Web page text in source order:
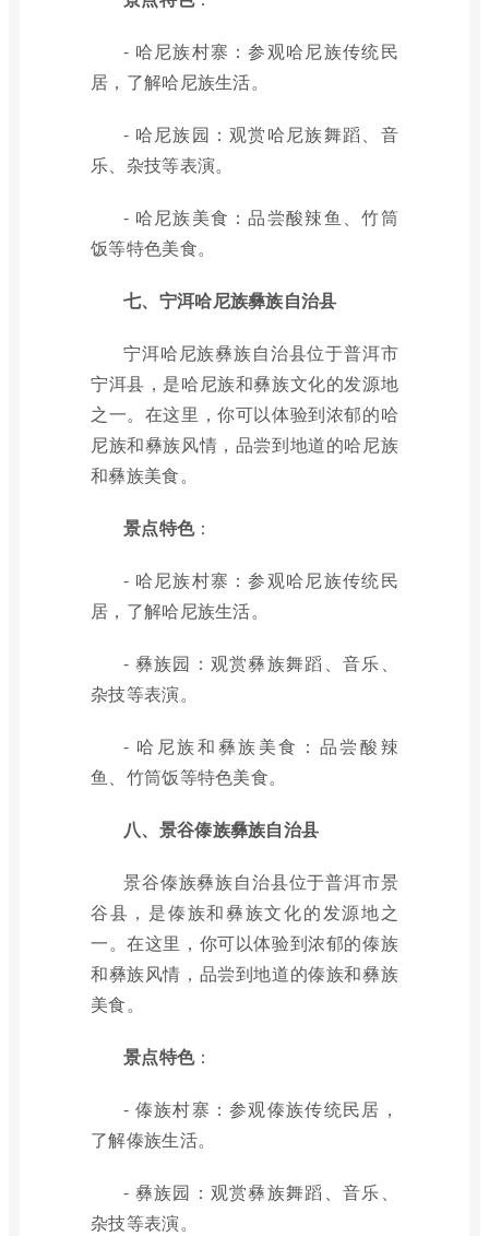
- 哈尼族村寨：参观哈尼族传统民
居，了解哈尼族生活。
- 哈尼族园：观赏哈尼族舞蹈、音
乐、杂技等表演。
- 哈尼族美食：品尝酸辣鱼、竹筒
饭等特色美食。
七、宁洱哈尼族彝族自治县
宁洱哈尼族彝族自治县位于普洱市
宁洱县，是哈尼族和彝族文化的发源地
之一。在这里，你可以体验到浓郁的哈
尼族和彝族风情，品尝到地道的哈尼族
和彝族美食。
景点特色：
- 哈尼族村寨：参观哈尼族传统民
居，了解哈尼族生活。
- 彝族园：观赏彝族舞蹈、音乐、
杂技等表演。
- 哈尼族和彝族美食：品尝酸辣
鱼、竹筒饭等特色美食。
八、景谷傣族彝族自治县
景谷傣族彝族自治县位于普洱市景
谷县，是傣族和彝族文化的发源地之
一。在这里，你可以体验到浓郁的傣族
和彝族风情，品尝到地道的傣族和彝族
美食。
景点特色：
- 傣族村寨：参观傣族传统民居，
了解傣族生活。
- 彝族园：观赏彝族舞蹈、音乐、
杂技等表演。